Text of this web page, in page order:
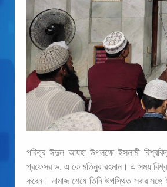
পবিত্র ঈদুল আযহা উপলক্ষে ইসলামী
প্রফেসর ড. এ কে মতিনুর রহমান। এ সময়
করেন। নামাজ শেষে তিনি উপস্থিত সবার